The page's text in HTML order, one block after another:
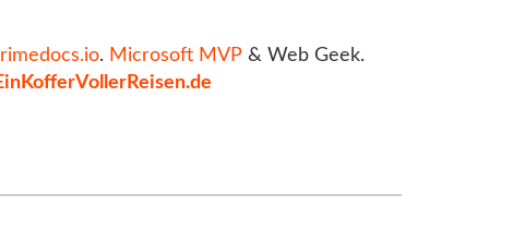
. Microsoft MVP& Web Geek.